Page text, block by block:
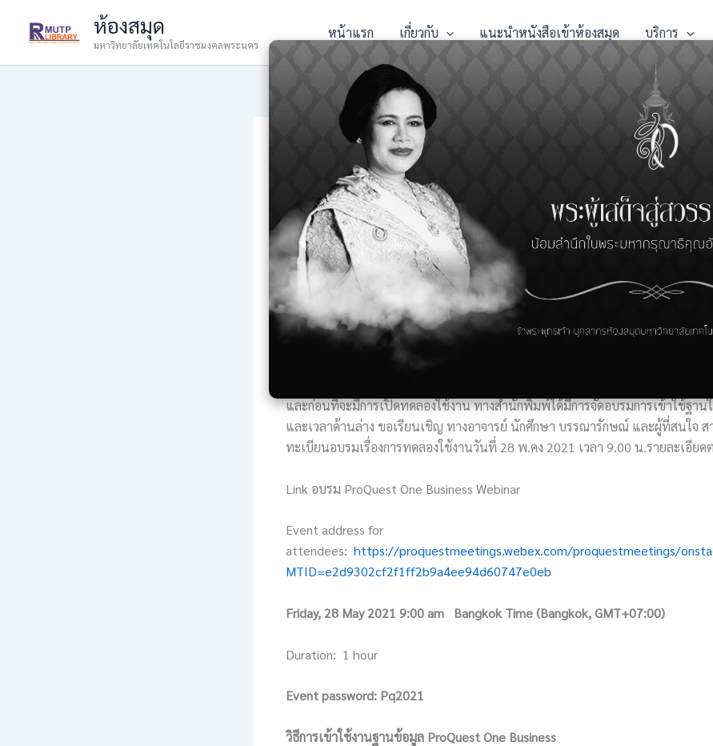
ห้องสมุด
มหาวิทยาลัยเทคโนโลยีราชมงคลพระนคร
หน้าแรก เกี่ยวกับ แนะนำหนังสือเข้าห้องสมุด บริการ
เปิดทดลองใช้งาน ProQuest One Business
admin/27 May, 2021
บริษัทบุ๊คเน็ทได้เปิดทดลองใช้งาน ProQuest One Business ฐานข้อมูลทางด้านบริ
Link ด้านล่าง
ทางเข้าใช้งาน: Link:https://trials.proquest.com/access?
token=AdVKaAwuDTrMXNkeMZuQdgzRb
โดยมีระยะเวลาการเปิดให้ทดลองใช้งาน 1 มิถุนายน ถึง 31 กรกฎาคม 2564
และก่อนที่จะมีการเปิดทดลองใช้งาน ทางสำนักพิมพ์ได้มีการจัดอบรมการเข้าใช้ฐา
และเวลาด้านล่าง ขอเรียนเชิญ ทางอาจารย์ นักศึกษา บรรณารักษณ์ และผู้ที่สนใจ ส
ทะเบียนอบรมเรื่องการทดลองใช้งานวันที่ 28 พ.คง 2021 เวลา 9.00 น.รายละเอียด
Link อบรม ProQuest One Business Webinar
Event address for
attendees: https://proquestmeetings.webex.com/proquestmeetings/
MTID=e2d9302cf2f1ff2b9a4ee94d60747e0eb
Friday, 28 May 2021 9:00 am Bangkok Time (Bangkok, GMT+07:00)
Duration: 1 hour
Event password: Pq2021
วิธีการเข้าใช้งานฐานข้อมูล ProQuest One Business